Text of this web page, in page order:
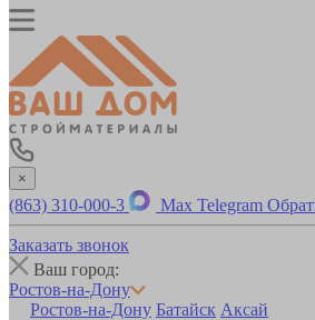
×
(863) 310-000-3 Max Telegram
Заказать звонок
Ваш город:
Ростов-на-Дону
Ростов-на-Дону Батайск Аксай